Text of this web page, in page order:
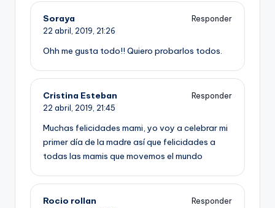
Soraya
Responder
22 abril, 2019, 21:26
Ohh me gusta todo!! Quiero probarlos todos.
Cristina Esteban
Responder
22 abril, 2019, 21:45
Muchas felicidades mami, yo voy a celebrar mi
primer día de la madre así que felicidades a
todas las mamis que movemos el mundo
Rocio rollan
Responder